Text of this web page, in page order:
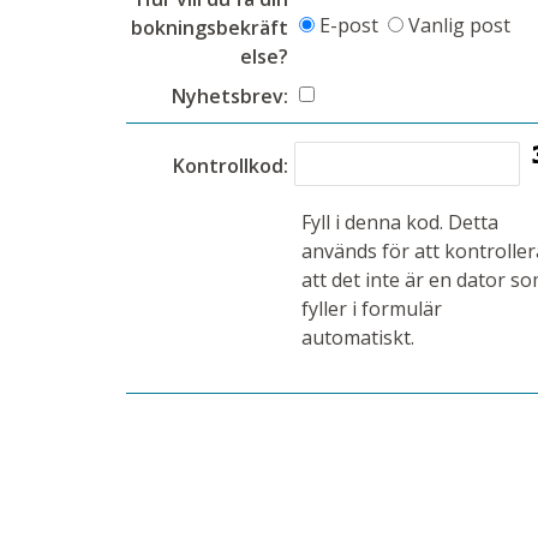
bokningsbekräft
else?
E-post Vanlig post
Nyhetsbrev:
Kontrollkod:
Fyll i denna kod. Detta
används för att
att det inte är en dator
fyller i formulär
automatiskt.